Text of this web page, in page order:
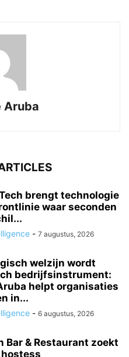
Aruba
brengt technologie
waar seconden
- 7 augustus, 2026
welzijn wordt
bedrijfsinstrument:
helpt organisaties
in...
- 6 augustus, 2026
Bar & Restaurant zoekt